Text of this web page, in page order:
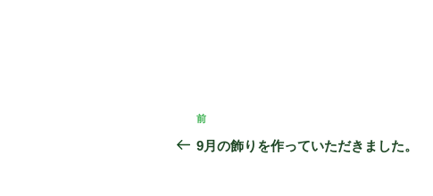
投
稿
前
の
前
9月の飾りを作っていただきました。